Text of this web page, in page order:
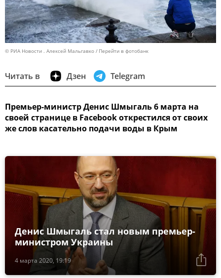
© РИА Новости . Алексей Мальгавко Перейти в фотобанк
Читать в Дзен Telegram
Премьер-министр Денис Шмыгаль 6 марта на
своей странице в Facebook открестился от своих
же слов касательно подачи воды в Крым
4 марта 2020, 19:19
Денис Шмыгаль стал новым премьер-
министром Украины